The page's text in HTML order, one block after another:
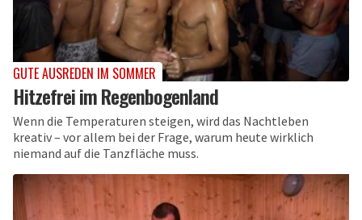
GUTE AUSREDEN IM SOMMER
Hitzefrei im Regenbogenland
Wenn die Temperaturen steigen, wird das Nachtleben
kreativ – vor allem bei der Frage, warum heute wirklich
niemand auf die Tanzfläche muss.